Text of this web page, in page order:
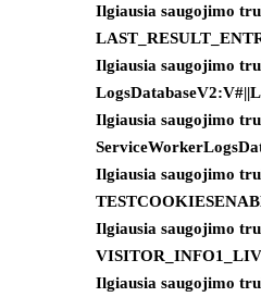
Ilgiausia saugojimo
Ilgiausia saugojimo
Ilgiausia saugojimo
Ilgiausia saugojimo
Ilgiausia saugojimo
Ilgiausia saugojimo